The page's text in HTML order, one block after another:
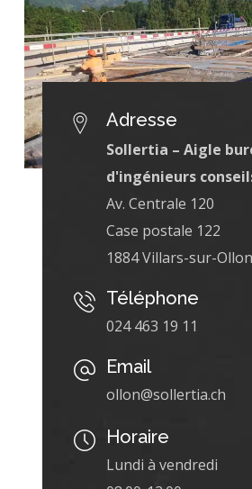
Adresse
Sollertia – Aigle
d'ingénieurs
Av. Centrale 120
Case postale 122
1884 Villars-sur-Ollon
Téléphone
024 463 19 11
Email
ollon@sollertia.ch
Horaire
Lundi à vendredi